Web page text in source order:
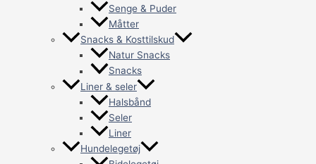
Senge & Puder
Måtter
Snacks & Kosttilskud
Natur Snacks
Snacks
Liner & seler
Halsbånd
Seler
Liner
Hundelegetøj